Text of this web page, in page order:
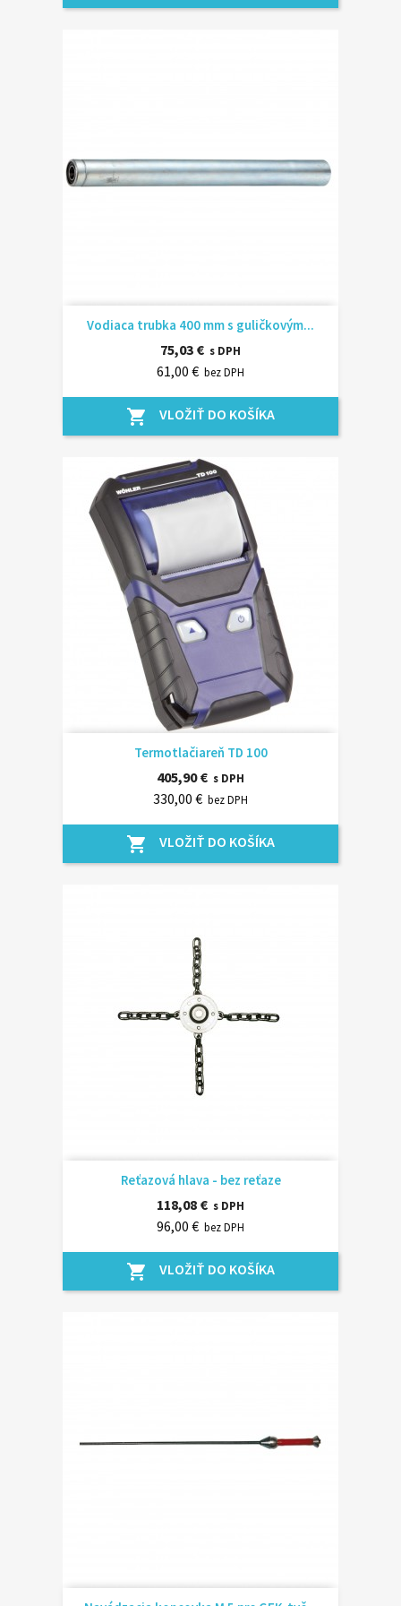
Vodiaca trubka 400 mm s guličkovým...
75,03 € s DPH
61,00 € bez DPH
shopping_cart VLOŽIŤ DO KOŠÍKA
Termotlačiareň TD 100
405,90 € s DPH
330,00 € bez DPH
shopping_cart VLOŽIŤ DO KOŠÍKA
Reťazová hlava - bez reťaze
118,08 € s DPH
96,00 € bez DPH
shopping_cart VLOŽIŤ DO KOŠÍKA